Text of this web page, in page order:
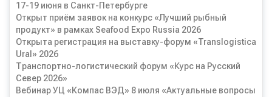
17-19 июня в Санкт-Петербурге
Открыт приём заявок на конкурс «Лучший рыбный
продукт» в рамках Seafood Expo Russia 2026
Открыта регистрация на выставку-форум «Translogistica
Ural» 2026
Транспортно-логистический форум «Курс на Русский
Север 2026»
Вебинар УЦ «Компас ВЭД» 8 июля «Актуальные вопросы